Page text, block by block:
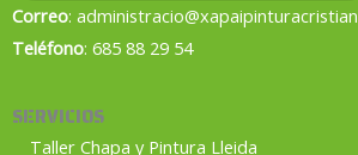
Correo:
Teléfono: 685 88 29 54
SERVICIOS
Taller Chapa y Pintura Lleida